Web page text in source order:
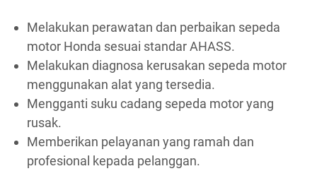
Melakukan perawatan dan perbaikan sepeda
motor Honda sesuai standar AHASS.
Melakukan diagnosa kerusakan sepeda motor
menggunakan alat yang tersedia.
Mengganti suku cadang sepeda motor yang
rusak.
Memberikan pelayanan yang ramah dan
profesional kepada pelanggan.